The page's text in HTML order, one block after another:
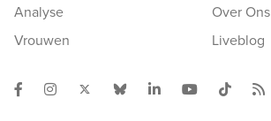
Analyse
Vrouwen
Over Ons
Liveblog